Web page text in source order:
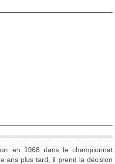
en 1968 dans le championnat
ans plus tard, il prend la décision